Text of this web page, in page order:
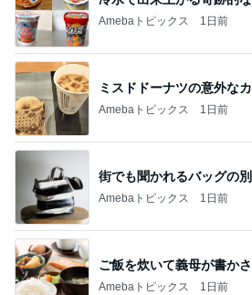
Amebaトピックス 1日前
ミスドドーナツの意外な
Amebaトピックス 1日前
街でも聞かれるバッグの
Amebaトピックス 1日前
ご飯を炊いて義母が書か
Amebaトピックス 1日前